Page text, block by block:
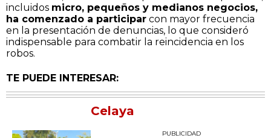
incluidos micro, pequeños y medianos negocios,
ha comenzado a participar con mayor frecuencia
en la presentación de denuncias, lo que consideró
indispensable para combatir la reincidencia en los
robos.
TE PUEDE INTERESAR:
Celaya
PUBLICIDAD